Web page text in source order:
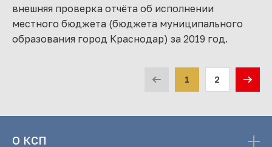
внешняя проверка отчёта об исполнении
местного бюджета (бюджета муниципального
образования город Краснодар) за 2019 год.
1 2
О КСП